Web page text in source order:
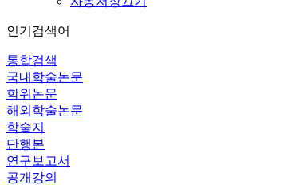
인기검색어
통합검색
국내학술논문
학위논문
해외학술논문
학술지
단행본
연구보고서
공개강의